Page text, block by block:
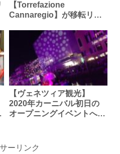
【Torrefazione
Cannaregio】が移転リニ
【ヴェネツィア観光】
2020年カーニバル初日の
オープニングイベントへ行
ーリンク